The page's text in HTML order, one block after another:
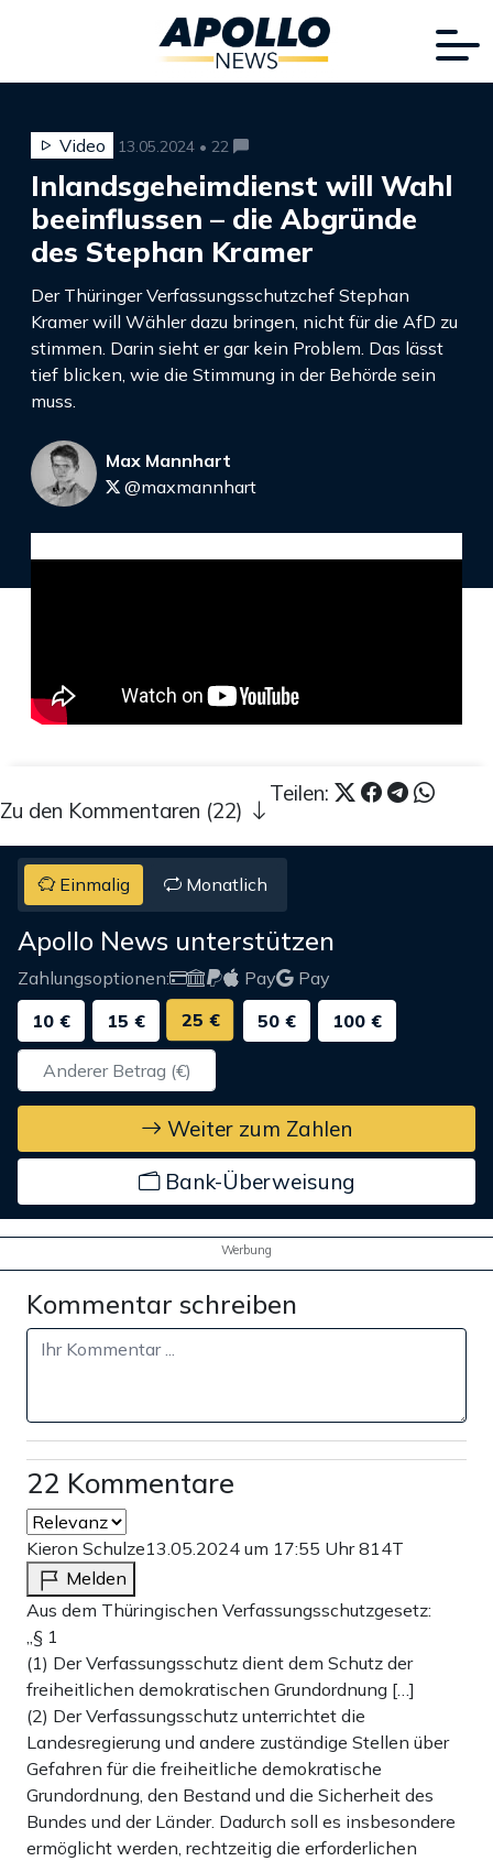
Video 13.05.2024 • 22
Inlandsgeheimdienst will Wahl
beeinflussen – die Abgründe
des Stephan Kramer
Der Thüringer Verfassungsschutzchef Stephan
Kramer will Wähler dazu bringen, nicht für die AfD zu
stimmen. Darin sieht er gar kein Problem. Das lässt
tief blicken, wie die Stimmung in der Behörde sein
muss.
Max Mannhart
@maxmannhart
Teilen:
Zu den Kommentaren (22)
Einmalig Monatlich
Apollo News unterstützen
Zahlungsoptionen: Pay
Pay
10 €
15 € 25 € 50 € 100 €
Weiter zum Zahlen
Bank-Überweisung
Werbung
Kommentar schreiben
22 Kommentare
Kieron Schulze13.05.2024 um 17:55 Uhr814T
Melden
Aus dem Thüringischen Verfassungsschutzgesetz:
„§ 1
(1) Der Verfassungsschutz dient dem Schutz der
freiheitlichen demokratischen Grundordnung […]
(2) Der Verfassungsschutz unterrichtet die
Landesregierung und andere zuständige Stellen über
Gefahren für die freiheitliche demokratische
Grundordnung, den Bestand und die Sicherheit des
Bundes und der Länder. Dadurch soll es insbesondere
ermöglicht werden, rechtzeitig die erforderlichen